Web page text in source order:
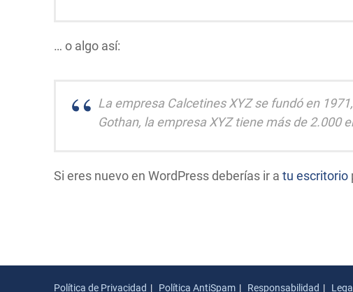
… o algo así:
La empresa Calcetines XYZ se fundó en
Gothan, la empresa XYZ tiene más de 2.000
Si eres nuevo en WordPress deberías ir a tu escritorio
Política de Privacidad Política AntiSpam Responsabilidad